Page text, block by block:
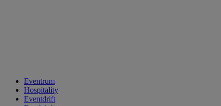
Eventrum
Hospitality
Eventdrift